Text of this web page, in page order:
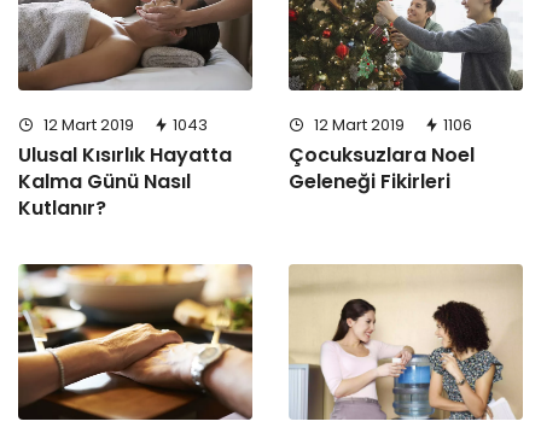
12 Mart 2019 1043
Ulusal Kısırlık Hayatta
Kalma Günü Nasıl
Kutlanır?
12 Mart 2019 1106
Çocuksuzlara Noel
Geleneği Fikirleri